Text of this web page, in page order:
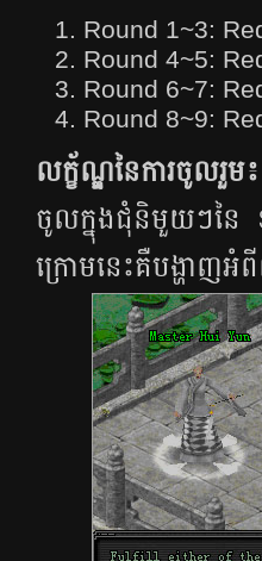
Round 1~3:
Round 4~5:
Round 6~7:
Round 8~9:
លក្ខ័ណ្ឌនៃការចូលរួម​៖​
ចូល​ក្នុង​ជុំ​និមួយៗ​នៃ​
ក្រោម​នេះ​គឺ​បង្ហាញ​